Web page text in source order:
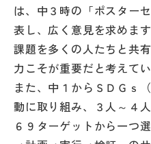
個人情報保護方針
サイトマップ
運営会社
は、中３時の「ポスター
表し、広く意見を求めま
課題を多くの人たちと共
力こそが重要だと考えてい
また、中１からＳＤＧｓ
動に取り組み、３人～４
６９ターゲットから一つ